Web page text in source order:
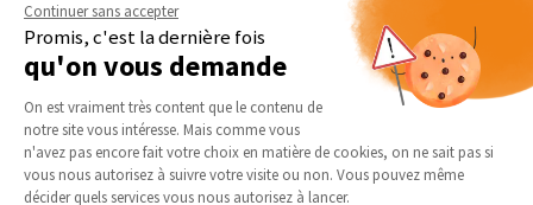
Rénovation cuisine
🔨 Rénovation d’une cuisine à Courbevoie ! ✨ Découvrez
cette cuisine...
Continuer sans accepter
Promis, c'est la dernière fois
qu'on vous demande
Plateforme de Gestion du
On est vraiment très content que le contenu de
notre site vous intéresse. Mais comme vous
n'avez pas encore fait votre choix en matière de cookies, on ne sait pas si
vous nous autorisez à suivre votre visite ou non. Vous pouvez même
décider quels services vous nous autorisez à lancer.
Axeptio consent